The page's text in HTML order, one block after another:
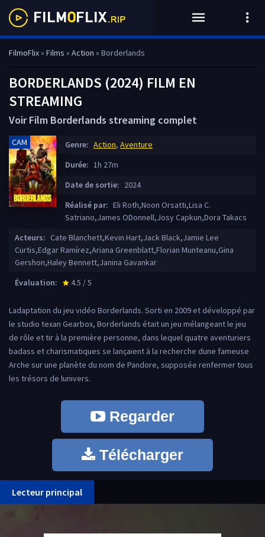
FilmoFlix» Films » Action » Borderlands
BORDERLANDS (2024) FILM EN
STREAMING
Voir Film Borderlands streaming complet
CAM Genre: Action, Aventure
Durée: 1h 27m
Date de sortie: 2024
Réalisé par: Eli Roth,Noon Orsatti,Lisa C.
Satriano,James ODonnell,Josy Capkun,Dora Takacs
Acteurs: Cate Blanchett,Kevin Hart,Jack Black,Jamie Lee
Curtis,Edgar Ramírez,Ariana Greenblatt,Florian Munteanu,Gina
Gershon,Haley Bennett,Janina Gavankar
Évaluation:
star_rate
4.5 / 5
Ladaptation du jeu vidéo Borderlands. Sorti en 2009 et développé par
le studio texan Gearbox, Borderlands était un jeu mélangeant le jeu
de rôle et tir à la première personne, dans lequel quatre aventuriers
badass et charismatiques se lançaient à la recherche dune fameuse
Arche sur une planète du nom de Pandore, supposée renfermer tous
les trésors de lunivers.
Regarder
Télécharger
Lecteur principal